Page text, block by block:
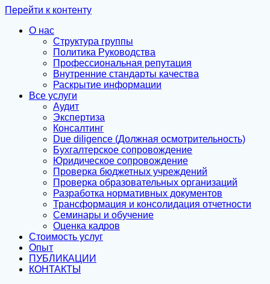
Перейти к контенту
О нас
Структура группы
Политика Руководства
Профессиональная репутация
Внутренние стандарты качества
Раскрытие информации
Все услуги
Аудит
Экспертиза
Консалтинг
Due diligence (Должная осмотрительность)
Бухгалтерское сопровождение
Юридическое сопровождение
Проверка бюджетных учреждений
Проверка образовательных организаций
Разработка нормативных документов
Трансформация и консолидация отчетности
Семинары и обучение
Оценка кадров
Стоимость услуг
Опыт
ПУБЛИКАЦИИ
КОНТАКТЫ